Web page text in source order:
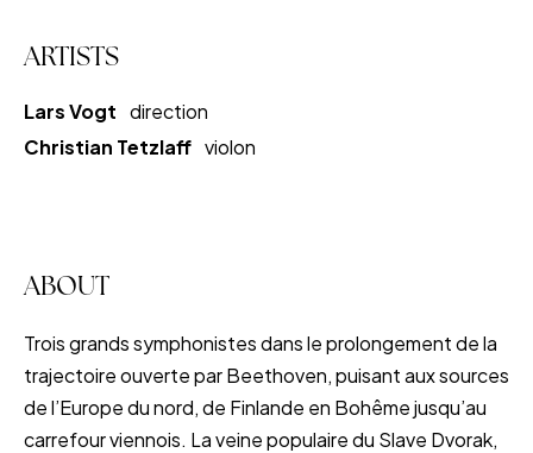
ARTISTS
Lars Vogt direction
Christian Tetzlaff violon
ABOUT
Trois grands symphonistes dans le prolongement de la
trajectoire ouverte par Beethoven, puisant aux sources
de l’Europe du nord, de Finlande en Bohême jusqu’au
carrefour viennois. La veine populaire du Slave Dvorak,